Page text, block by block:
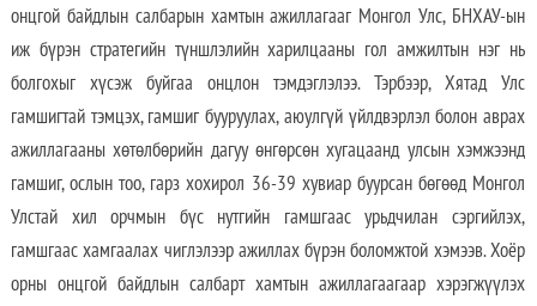
онцгой байдлын салбарын хамтын ажиллагааг Монгол Улс, БНХАУ-ын
иж бүрэн стратегийн түншлэлийн харилцааны гол амжилтын нэг нь
болгохыг хүсэж буйгаа онцлон тэмдэглэлээ. Тэрбээр, Хятад Улс
гамшигтай тэмцэх, гамшиг бууруулах, аюулгүй үйлдвэрлэл болон аврах
ажиллагааны хөтөлбөрийн дагуу өнгөрсөн хугацаанд улсын хэмжээнд
гамшиг, ослын тоо, гарз хохирол 36-39 хувиар буурсан бөгөөд Монгол
Улстай хил орчмын бүс нутгийн гамшгаас урьдчилан сэргийлэх,
гамшгаас хамгаалах чиглэлээр ажиллах бүрэн боломжтой хэмээв. Хоёр
орны онцгой байдлын салбарт хамтын ажиллагаагаар хэрэгжүүлэх